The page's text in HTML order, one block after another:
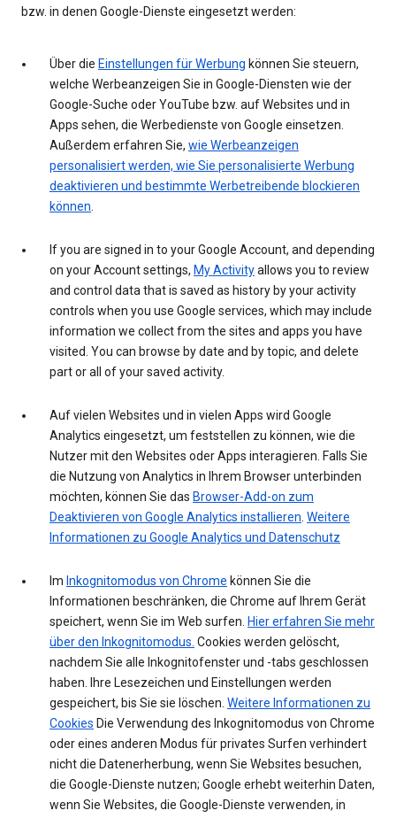
bzw. in denen Google-Dienste eingesetzt werden:
Über die Einstellungen für Werbung können Sie steuern,
welche Werbeanzeigen Sie in Google-Diensten wie der
Google-Suche oder YouTube bzw. auf Websites und in
Apps sehen, die Werbedienste von Google einsetzen.
Außerdem erfahren Sie, wie Werbeanzeigen
personalisiert werden, wie Sie personalisierte Werbung
deaktivieren und bestimmte Werbetreibende blockieren
können.
If you are signed in to your Google Account, and depending
on your Account settings, My Activityallows you to review
and control data that is saved as history by your activity
controls when you use Google services, which may include
information we collect from the sites and apps you have
visited. You can browse by date and by topic, and delete
part or all of your saved activity.
Auf vielen Websites und in vielen Apps wird Google
Analytics eingesetzt, um feststellen zu können, wie die
Nutzer mit den Websites oder Apps interagieren. Falls Sie
die Nutzung von Analytics in Ihrem Browser unterbinden
möchten, können Sie das Browser-Add-on zum
Deaktivieren von Google Analytics installieren. Weitere
Informationen zu Google Analytics und Datenschutz
Im Inkognitomodus von Chrome können Sie die
Informationen beschränken, die Chrome auf Ihrem Gerät
speichert, wenn Sie im Web surfen. Hier erfahren Sie mehr
über den Inkognitomodus. Cookies werden gelöscht,
nachdem Sie alle Inkognitofenster und -tabs geschlossen
haben. Ihre Lesezeichen und Einstellungen werden
gespeichert, bis Sie sie löschen. Weitere Informationen zu
Cookies Die Verwendung des Inkognitomodus von Chrome
oder eines anderen Modus für privates Surfen verhindert
nicht die Datenerherbung, wenn Sie Websites besuchen,
die Google-Dienste nutzen; Google erhebt weiterhin Daten,
wenn Sie Websites, die Google-Dienste verwenden, in